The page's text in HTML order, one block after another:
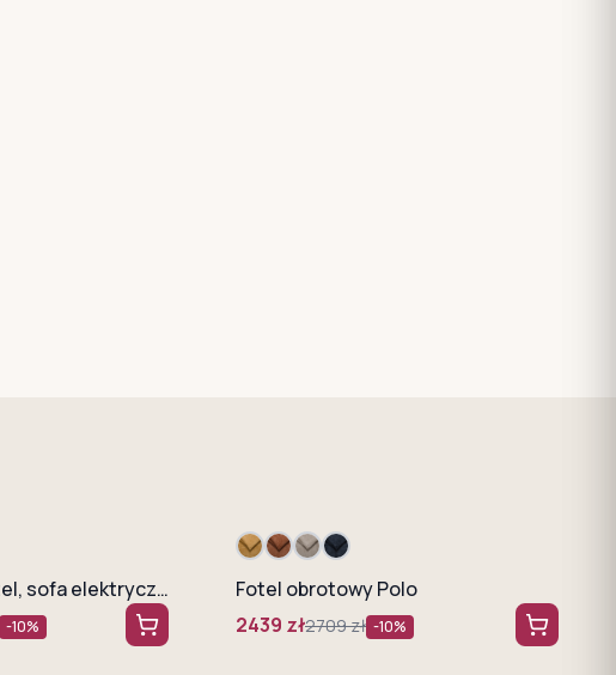
Zestaw Tollo, Fotel, sofa elektryczna S2E, sofa elektryczna S3E WERSAL
-10%
Fotel obrotowy Polo
2439 zł2709zł -10%